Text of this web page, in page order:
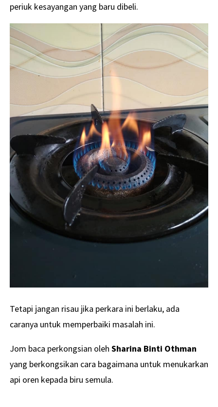
periuk kesayangan yang baru dibeli.
Tetapi jangan risau jika perkara ini berlaku, ada
caranya untuk memperbaiki masalah ini.
Jom baca perkongsian oleh Sharina Binti Othman
yang berkongsikan cara bagaimana untuk menukarkan
api oren kepada biru semula.